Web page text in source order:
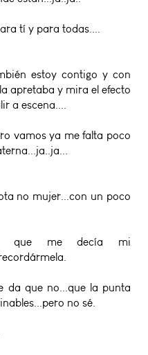
tí y para todas....
estoy contigo y con
apretaba y mira el efecto
a escena....
vamos ya me falta poco
no mujer...con un poco
lo que me decía mi
da que no...que la punta
no sé.